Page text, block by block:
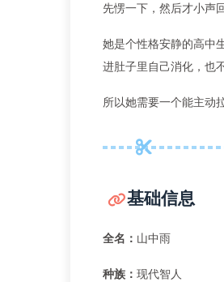
先愣一下，然后才小声
她是个性格安静的高中
进肚子里自己消化，也
所以她需要一个能主动
基础信息
全名： 山中雨
种族： 现代智人